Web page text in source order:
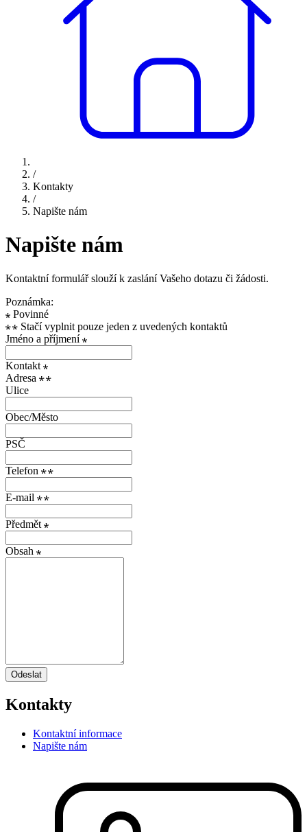
/
Kontakty
/
Napište nám
Napište nám
Kontaktní formulář slouží k zaslání Vašeho dotazu či žádosti.
Poznámka:
Povinné
Stačí vyplnit pouze jeden z uvedených kontaktů
Jméno a příjmení
Kontakt
Adresa
Ulice
Obec/Město
PSČ
Telefon
E-mail
Předmět
Obsah
Odeslat
Kontakty
Kontaktní informace
Napište nám